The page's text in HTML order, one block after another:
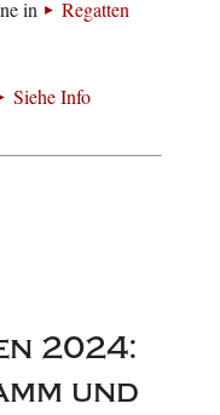
in
Regatten
Siehe Info
2024:
und